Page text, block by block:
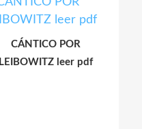
CÁNTICO POR
LEIBOWITZ leer pdf